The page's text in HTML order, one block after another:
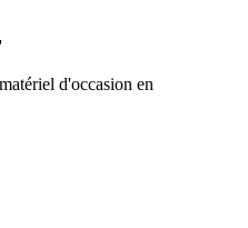
d'occasion en